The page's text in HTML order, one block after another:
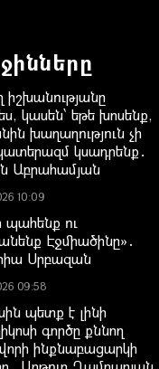
իշխանությանը
կասեն՝ եթե խոսենք,
խաղաղություն չի
կսադրենք․
Աբրահամյան
10:09
ու
Էջմիածինը»․
Սրբազան
09:58
պետք է լինի
գործը քննող
ինքնաբացարկի